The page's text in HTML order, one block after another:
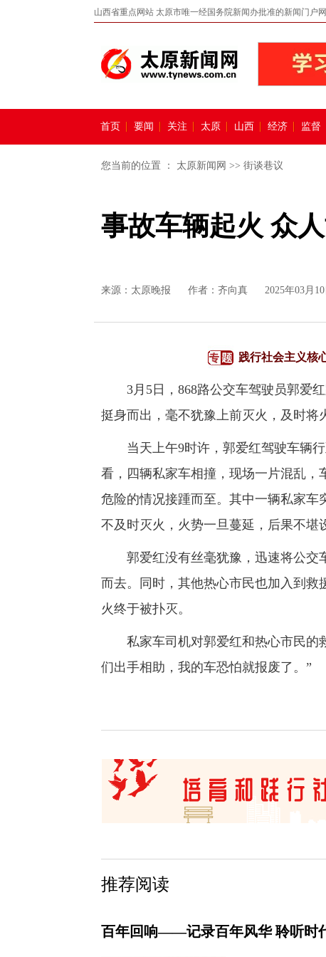
山西省重点网站 太原市唯一经国务院新闻办批准的新闻门户
首页 要闻 关注 太原 山西 经济 监督
您当前的位置 ： 太原新闻网 >> 街谈巷议
事故车辆起火 众
来源： 太原晚报 作者：齐向真 2025年03月
践行社会主义核
3月5日，868路公交车驾驶员郭爱红
挺身而出，毫不犹豫上前灭火，及时将
当天上午9时许，郭爱红驾驶车辆行
看，四辆私家车相撞，现场一片混乱
危险的情况接踵而至。其中一辆私家
不及时灭火，火势一旦蔓延，后果不堪
郭爱红没有丝毫犹豫，迅速将公交
而去。同时，其他热心市民也加入到
火终于被扑灭。
私家车司机对郭爱红和热心市民的
们出手相助，我的车恐怕就报废了。”
推荐阅读
百年回响——记录百年风华 聆听时